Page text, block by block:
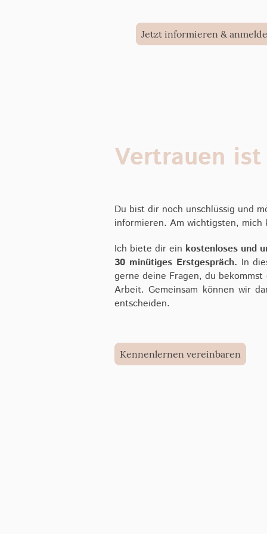
Jetzt informieren &
Vertrauen
Du bist dir noch unschlüssig und
informieren. Am wichtigsten, mich
Ich biete dir ein kostenloses und
30 minütiges Erstgespräch. In
gerne deine Fragen, du
Arbeit. Gemeinsam können wir
entscheiden.
Kennenlernen vereinbaren